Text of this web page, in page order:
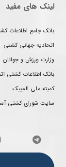
لینک های مفید
بانک جامع اطلاعات
اتحادیه جهانی کشتی
وزارت ورزش و جوانان
بانک اطلاعات کشتی
کمیته ملی المپیک
سایت شورای کشتی